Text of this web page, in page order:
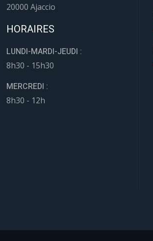
20000 Ajaccio
HORAIRES
LUNDI-MARDI-JEUDI :
8h30 - 15h30
MERCREDI :
8h30 - 12h